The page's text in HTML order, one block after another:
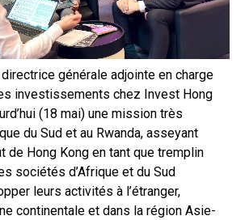
générale adjointe en charge
investissements chez Invest Hong
(18 mai) une mission très
du Sud et au Rwanda, asseyant
de Hong Kong en tant que tremplin
sociétés d’Afrique et du Sud
leurs activités à l’étranger,
continentale et dans la région Asie-